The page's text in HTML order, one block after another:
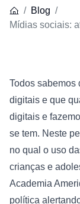
Blog
Mídias sociais:
Todos sabemos
digitais e que
digitais e
se tem. Neste
no qual o uso
Academia
política